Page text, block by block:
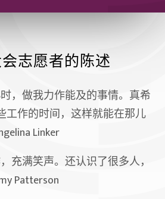
会志愿者的陈述
，做我力作能及的事情。真希
工作的时间，这样就能在那儿
Linker
充满笑声。还认识了很多人，
Patterson